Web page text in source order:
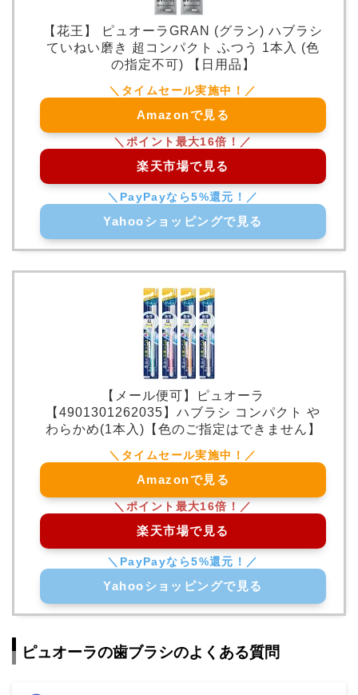
【花王】 ピュオーラGRAN (グラン) ハブラシ
ていねい磨き 超コンパクト ふつう 1本入 (色
の指定不可) 【日用品】
Amazonで見る
楽天市場で見る
Yahooショッピングで見る
【メール便可】ピュオーラ
【4901301262035】ハブラシ コンパクト や
わらかめ(1本入)【色のご指定はできません】
Amazonで見る
楽天市場で見る
Yahooショッピングで見る
ピュオーラの歯ブラシのよくある質問